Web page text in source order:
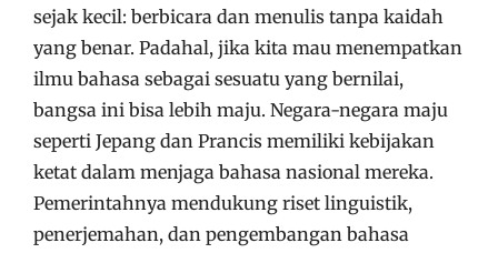
sejak kecil: berbicara dan menulis tanpa kaidah
yang benar. Padahal, jika kita mau menempatkan
ilmu bahasa sebagai sesuatu yang bernilai,
bangsa ini bisa lebih maju. Negara-negara maju
seperti Jepang dan Prancis memiliki kebijakan
ketat dalam menjaga bahasa nasional mereka.
Pemerintahnya mendukung riset linguistik,
penerjemahan, dan pengembangan bahasa